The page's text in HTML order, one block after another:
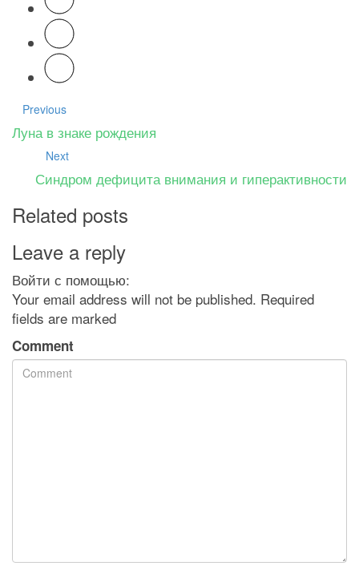
Previous
Луна в знаке рождения
Next
Синдром дефицита внимания и гиперактивности
Related posts
Leave a reply
Войти с помощью:
Your email address will not be published. Required
fields are marked
Comment